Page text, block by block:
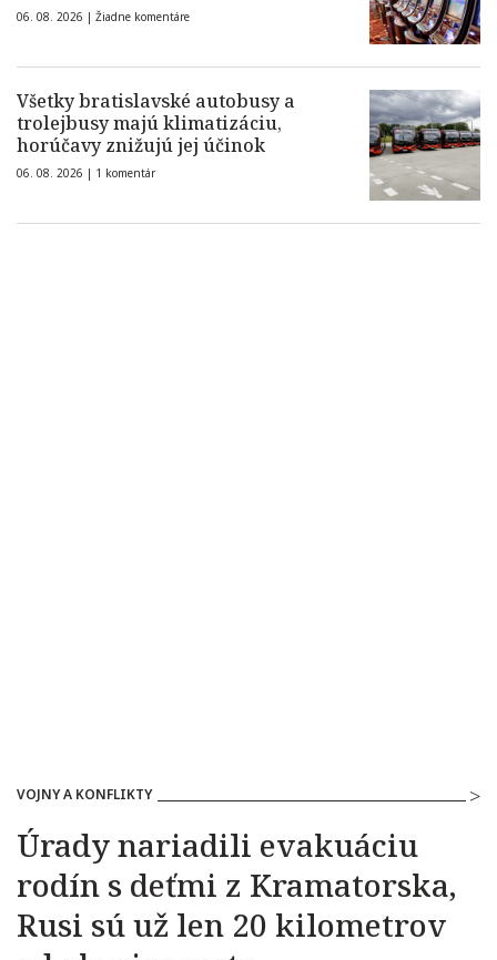
06. 08. 2026 | Žiadne komentáre
Všetky bratislavské autobusy a
trolejbusy majú klimatizáciu,
horúčavy znižujú jej účinok
06. 08. 2026 | 1 komentár
VOJNY A KONFLIKTY
Úrady nariadili evakuáciu
rodín s deťmi z Kramatorska,
Rusi sú už len 20 kilometrov